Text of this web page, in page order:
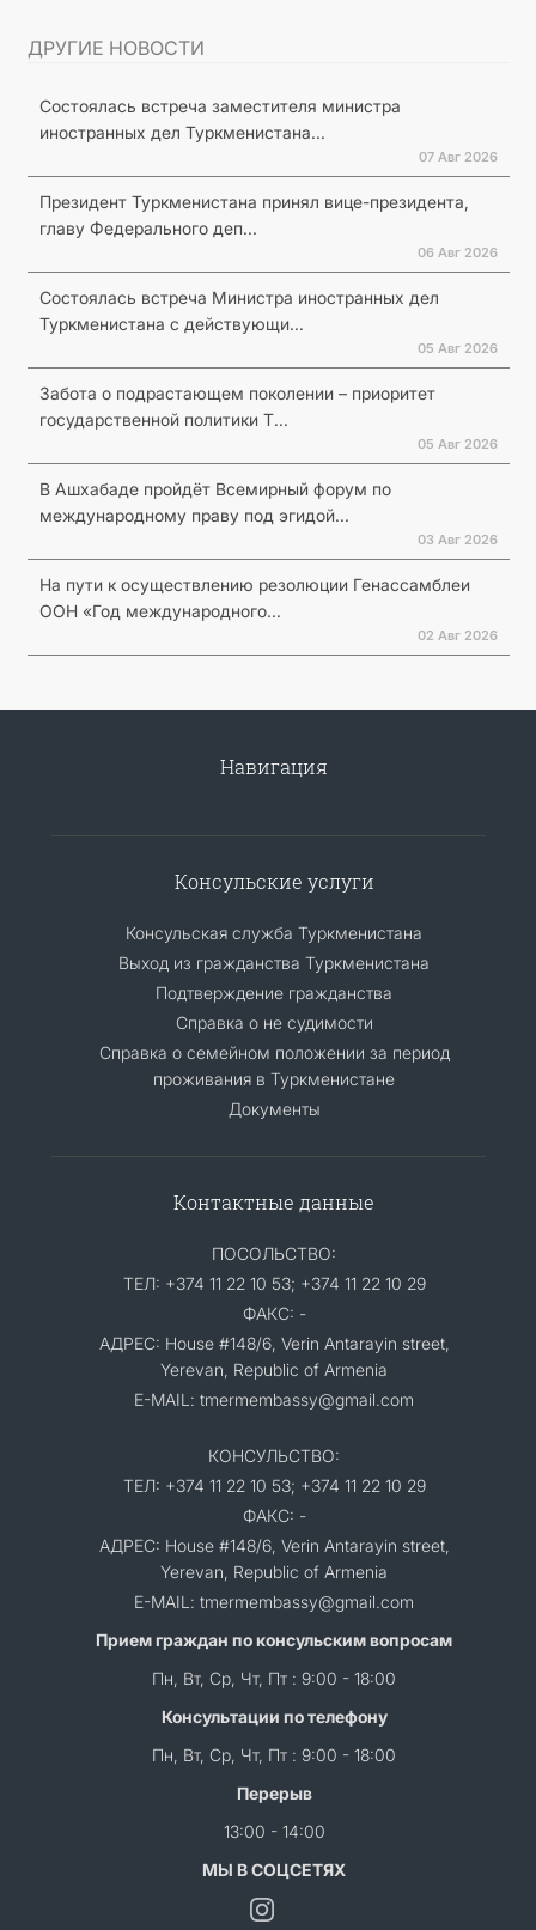
ДРУГИЕ НОВОСТИ
Состоялась встреча заместителя министра
иностранных дел Туркменистана...
07 Авг 2026
Президент Туркменистана принял вице-президента,
главу Федерального деп...
06 Авг 2026
Состоялась встреча Министра иностранных дел
Туркменистана с действующи...
05 Авг 2026
Забота о подрастающем поколении – приоритет
государственной политики Т...
05 Авг 2026
В Ашхабаде пройдёт Всемирный форум по
международному праву под эгидой...
03 Авг 2026
На пути к осуществлению резолюции Генассамблеи
ООН «Год международного...
02 Авг 2026
Навигация
Консульские услуги
Консульская служба Туркменистана
Выход из гражданства Туркменистана
Подтверждение гражданства
Справка о не судимости
Справка о семейном положении за период
проживания в Туркменистане
Документы
Контактные данные
ПОСОЛЬСТВО:
ТЕЛ: +374 11 22 10 53; +374 11 22 10 29
ФАКС: -
АДРЕС: House #148/6, Verin Antarayin street,
Yerevan, Republic of Armenia
E-MAIL: tmermembassy@gmail.com
КОНСУЛЬСТВО:
ТЕЛ: +374 11 22 10 53; +374 11 22 10 29
ФАКС: -
АДРЕС: House #148/6, Verin Antarayin street,
Yerevan, Republic of Armenia
E-MAIL: tmermembassy@gmail.com
Прием граждан по консульским вопросам
Пн, Вт, Ср, Чт, Пт : 9:00 - 18:00
Консультации по телефону
Пн, Вт, Ср, Чт, Пт : 9:00 - 18:00
Перерыв
13:00 - 14:00
МЫ В СОЦСЕТЯХ